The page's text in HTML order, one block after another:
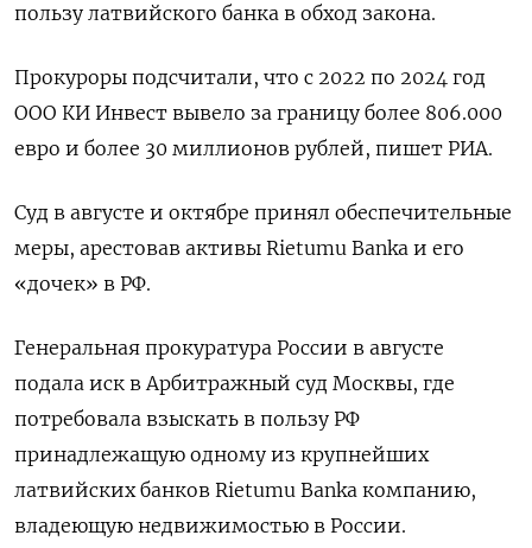
пользу латвийского банка в обход закона.
Прокуроры подсчитали, что с 2022 по 2024 год
ООО КИ Инвест вывело за границу более 806.000
евро и более 30 миллионов рублей, пишет РИА.
Суд в августе и октябре принял обеспечительные
меры, арестовав активы Rietumu Banka и его
«дочек» в РФ.
Генеральная прокуратура России в августе
подала иск в Арбитражный суд Москвы, где
потребовала взыскать в пользу РФ
принадлежащую одному из крупнейших
латвийских банков Rietumu Banka компанию,
владеющую недвижимостью в России.